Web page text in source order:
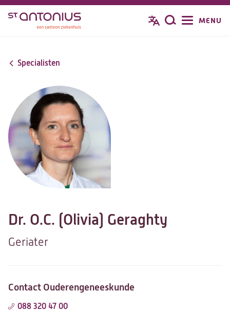
Overslaan
inhoud
Zoeken
MENU
Specialisten
Dr. O.C. (Olivia) Geraghty
Geriater
Contact Ouderengeneeskunde
088 320 47 00